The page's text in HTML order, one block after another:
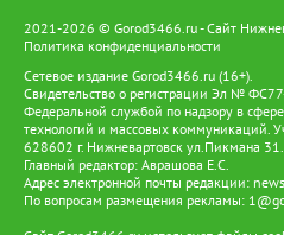
2021-2026 © Gorod3466.ru - Сайт
Политика конфиденциальности
Сетевое издание Gorod3466.ru (16+).
Свидетельство о регистрации Эл №
Федеральной службой по надзору в
технологий и массовых коммуникаций.
628602 г. Нижневартовск ул.Пикмана
Главный редактор: Аврашова Е.С.
Адрес электронной почты редакции:
По вопросам размещения рекламы: